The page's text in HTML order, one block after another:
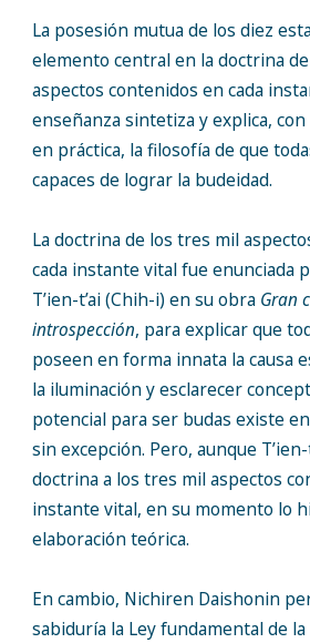
La posesión mutua de los diez
elemento central en la doctrina
aspectos contenidos en cada
enseñanza sintetiza y explica,
en práctica, la filosofía de que
capaces de lograr la budeidad.
La doctrina de los tres mil
cada instante vital fue enunciada
T’ien-t’ai (Chih-i) en su obra Gran
introspección, para explicar que
poseen en forma innata la causa
la iluminación y esclarecer
potencial para ser budas existe
sin excepción. Pero, aunque
doctrina a los tres mil aspectos
instante vital, en su momento lo
elaboración teórica.
En cambio, Nichiren Daishonin
sabiduría la Ley fundamental de